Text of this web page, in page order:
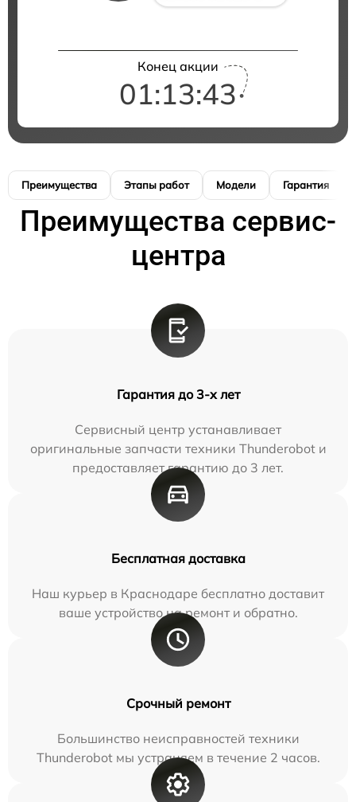
Конец акции
01:13:42
Преимущества Этапы работ Модели Гарантия
Преимущества сервис-
центра
Гарантия до 3-х лет
Сервисный центр устанавливает
оригинальные запчасти техники Thunderobot и
предоставляет гарантию до 3 лет.
Бесплатная доставка
Наш курьер в Краснодаре бесплатно доставит
ваше устройство на ремонт и обратно.
Срочный ремонт
Большинство неисправностей техники
Thunderobot мы устраняем в течение 2 часов.